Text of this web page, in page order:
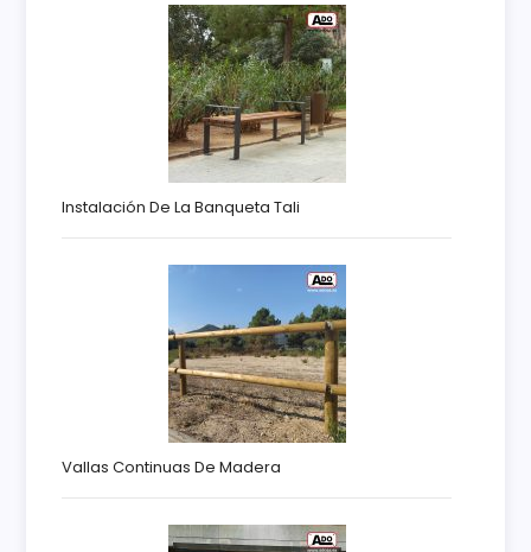
Instalación De La Banqueta Tali
Vallas Continuas De Madera